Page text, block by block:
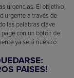
urgencias. El objetivo
urgente a través de
las palabras clave
con un botón de
ya será nuestro.
PAISES!